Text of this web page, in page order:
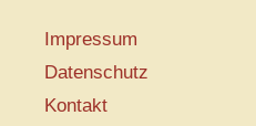
Impressum
Datenschutz
Kontakt